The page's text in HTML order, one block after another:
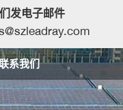
发电子邮件
系我们